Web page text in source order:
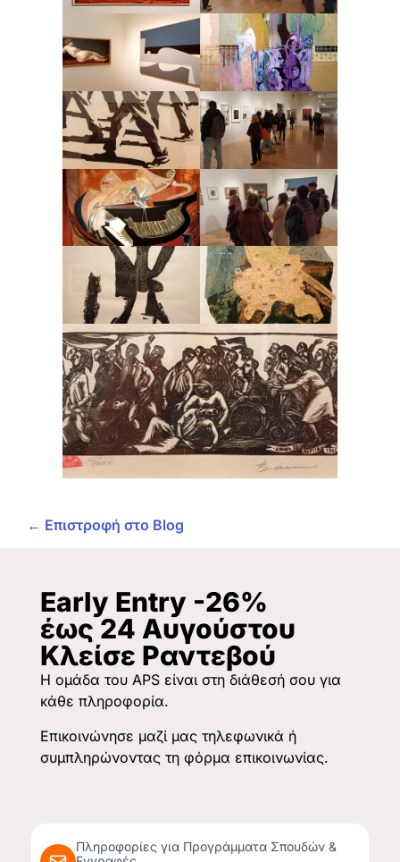
← Επιστροφή στο Blog
Early Entry -26%
έως 24 Αυγούστου
Κλείσε Ραντεβού
Η ομάδα του APS είναι στη διάθεσή σου για
κάθε πληροφορία.
Επικοινώνησε μαζί μας τηλεφωνικά ή
συμπληρώνοντας τη φόρμα επικοινωνίας.
Πληροφορίες για Προγράμματα Σπουδών &